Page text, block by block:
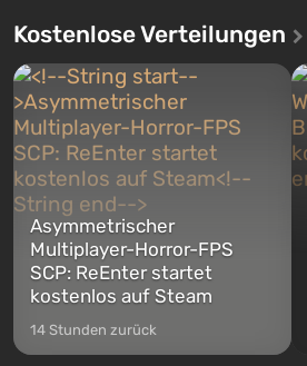
Kostenlose Verteilungen
Asymmetrischer
Multiplayer-Horror-FPS
SCP: ReEnter startet
kostenlos auf Steam
14 Stunden zurück